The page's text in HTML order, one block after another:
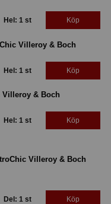
Hel: 1 st Köp
Villeroy & Boch
Hel: 1 st Köp
Villeroy & Boch
Hel: 1 st Köp
Villeroy & Boch
Del: 1 st Köp